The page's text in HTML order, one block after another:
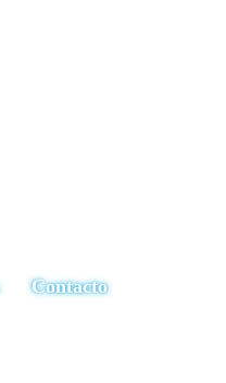
Contacto